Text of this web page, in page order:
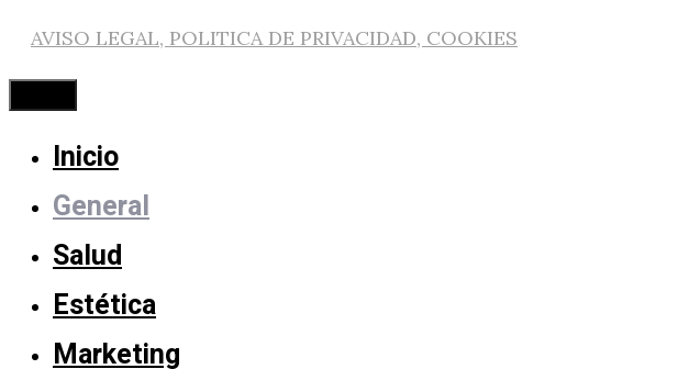
AVISO LEGAL, POLITICA DE PRIVACIDAD, COOKIES
Cerrar
Inicio
General
Salud
Estética
Marketing